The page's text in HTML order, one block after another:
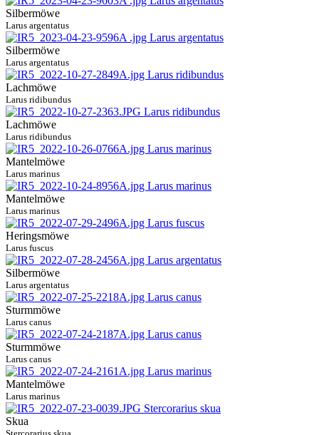
Silbermöwe
Larus argentatus
Silbermöwe
Larus argentatus
Lachmöwe
Larus ridibundus
Lachmöwe
Larus ridibundus
Mantelmöwe
Larus marinus
Mantelmöwe
Larus marinus
Heringsmöwe
Larus fuscus
Silbermöwe
Larus argentatus
Sturmmöwe
Larus canus
Sturmmöwe
Larus canus
Mantelmöwe
Larus marinus
Skua